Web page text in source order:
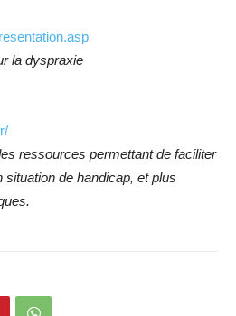
la dyspraxie
ressources permettant de faciliter
de handicap, et plus